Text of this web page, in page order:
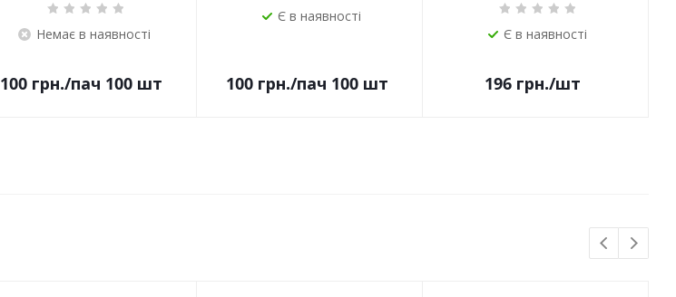
Немає в наявності
100грн./пач 100 шт
Є в наявності
100грн./пач 100 шт
Є в наявності
196 грн./шт